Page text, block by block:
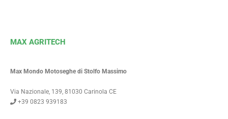
MAX AGRITECH
Max Mondo Motoseghe di Stolfo Massimo
Via Nazionale, 139, 81030 Carinola CE
+39 0823 939183